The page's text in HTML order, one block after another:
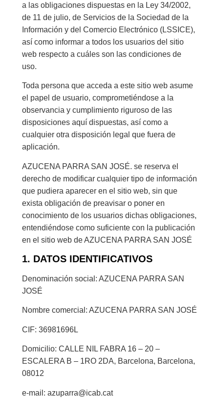
a las obligaciones dispuestas en la Ley 34/2002,
de 11 de julio, de Servicios de la Sociedad de la
Información y del Comercio Electrónico (LSSICE),
así como informar a todos los usuarios del sitio
web respecto a cuáles son las condiciones de
uso.
Toda persona que acceda a este sitio web asume
el papel de usuario, comprometiéndose a la
observancia y cumplimiento riguroso de las
disposiciones aquí dispuestas, así como a
cualquier otra disposición legal que fuera de
aplicación.
AZUCENA PARRA SAN JOSÉ. se reserva el
derecho de modificar cualquier tipo de información
que pudiera aparecer en el sitio web, sin que
exista obligación de preavisar o poner en
conocimiento de los usuarios dichas obligaciones,
entendiéndose como suficiente con la publicación
en el sitio web de AZUCENA PARRA SAN JOSÉ
1. DATOS IDENTIFICATIVOS
Denominación social: AZUCENA PARRA SAN
JOSÉ
Nombre comercial: AZUCENA PARRA SAN JOSÉ
CIF: 36981696L
Domicilio: CALLE NIL FABRA 16 – 20 –
ESCALERA B – 1RO 2DA, Barcelona, Barcelona,
08012
e-mail: azuparra@icab.cat